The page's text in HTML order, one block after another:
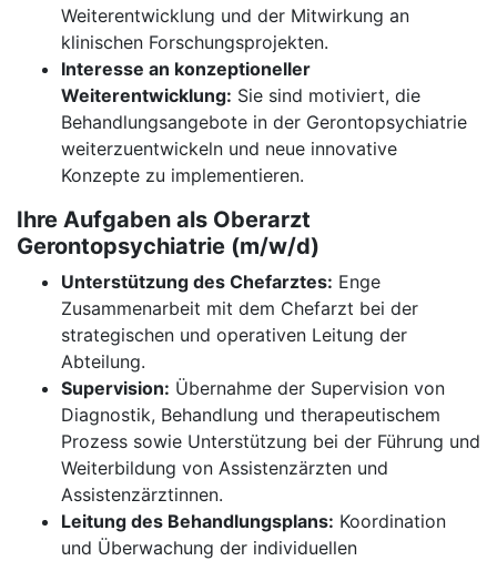
Weiterentwicklung und der Mitwirkung an
klinischen Forschungsprojekten.
Interesse an konzeptioneller
Weiterentwicklung: Sie sind motiviert, die
Behandlungsangebote in der Gerontopsychiatrie
weiterzuentwickeln und neue innovative
Konzepte zu implementieren.
Ihre Aufgaben als Oberarzt
Gerontopsychiatrie (m/w/d)
Unterstützung des Chefarztes: Enge
Zusammenarbeit mit dem Chefarzt bei der
strategischen und operativen Leitung der
Abteilung.
Supervision: Übernahme der Supervision von
Diagnostik, Behandlung und therapeutischem
Prozess sowie Unterstützung bei der Führung und
Weiterbildung von Assistenzärzten und
Assistenzärztinnen.
Leitung des Behandlungsplans: Koordination
und Überwachung der individuellen